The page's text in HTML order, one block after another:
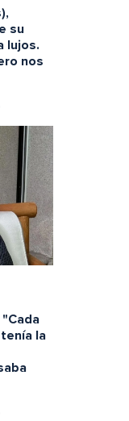
su
lujos.
nos
la